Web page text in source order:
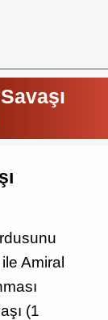
Amiral
(1